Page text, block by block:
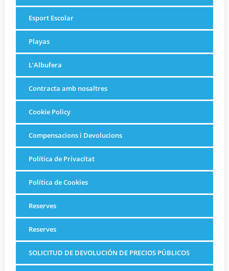
Esport Escolar
Playas
L’Albufera
Contracta amb nosaltres
Cookie Policy
Compensacions i Devolucions
Política de Privacitat
Política de Cookies
Reserves
Reserves
SOLICITUD DE DEVOLUCIÓN DE PRECIOS PÚBLICOS